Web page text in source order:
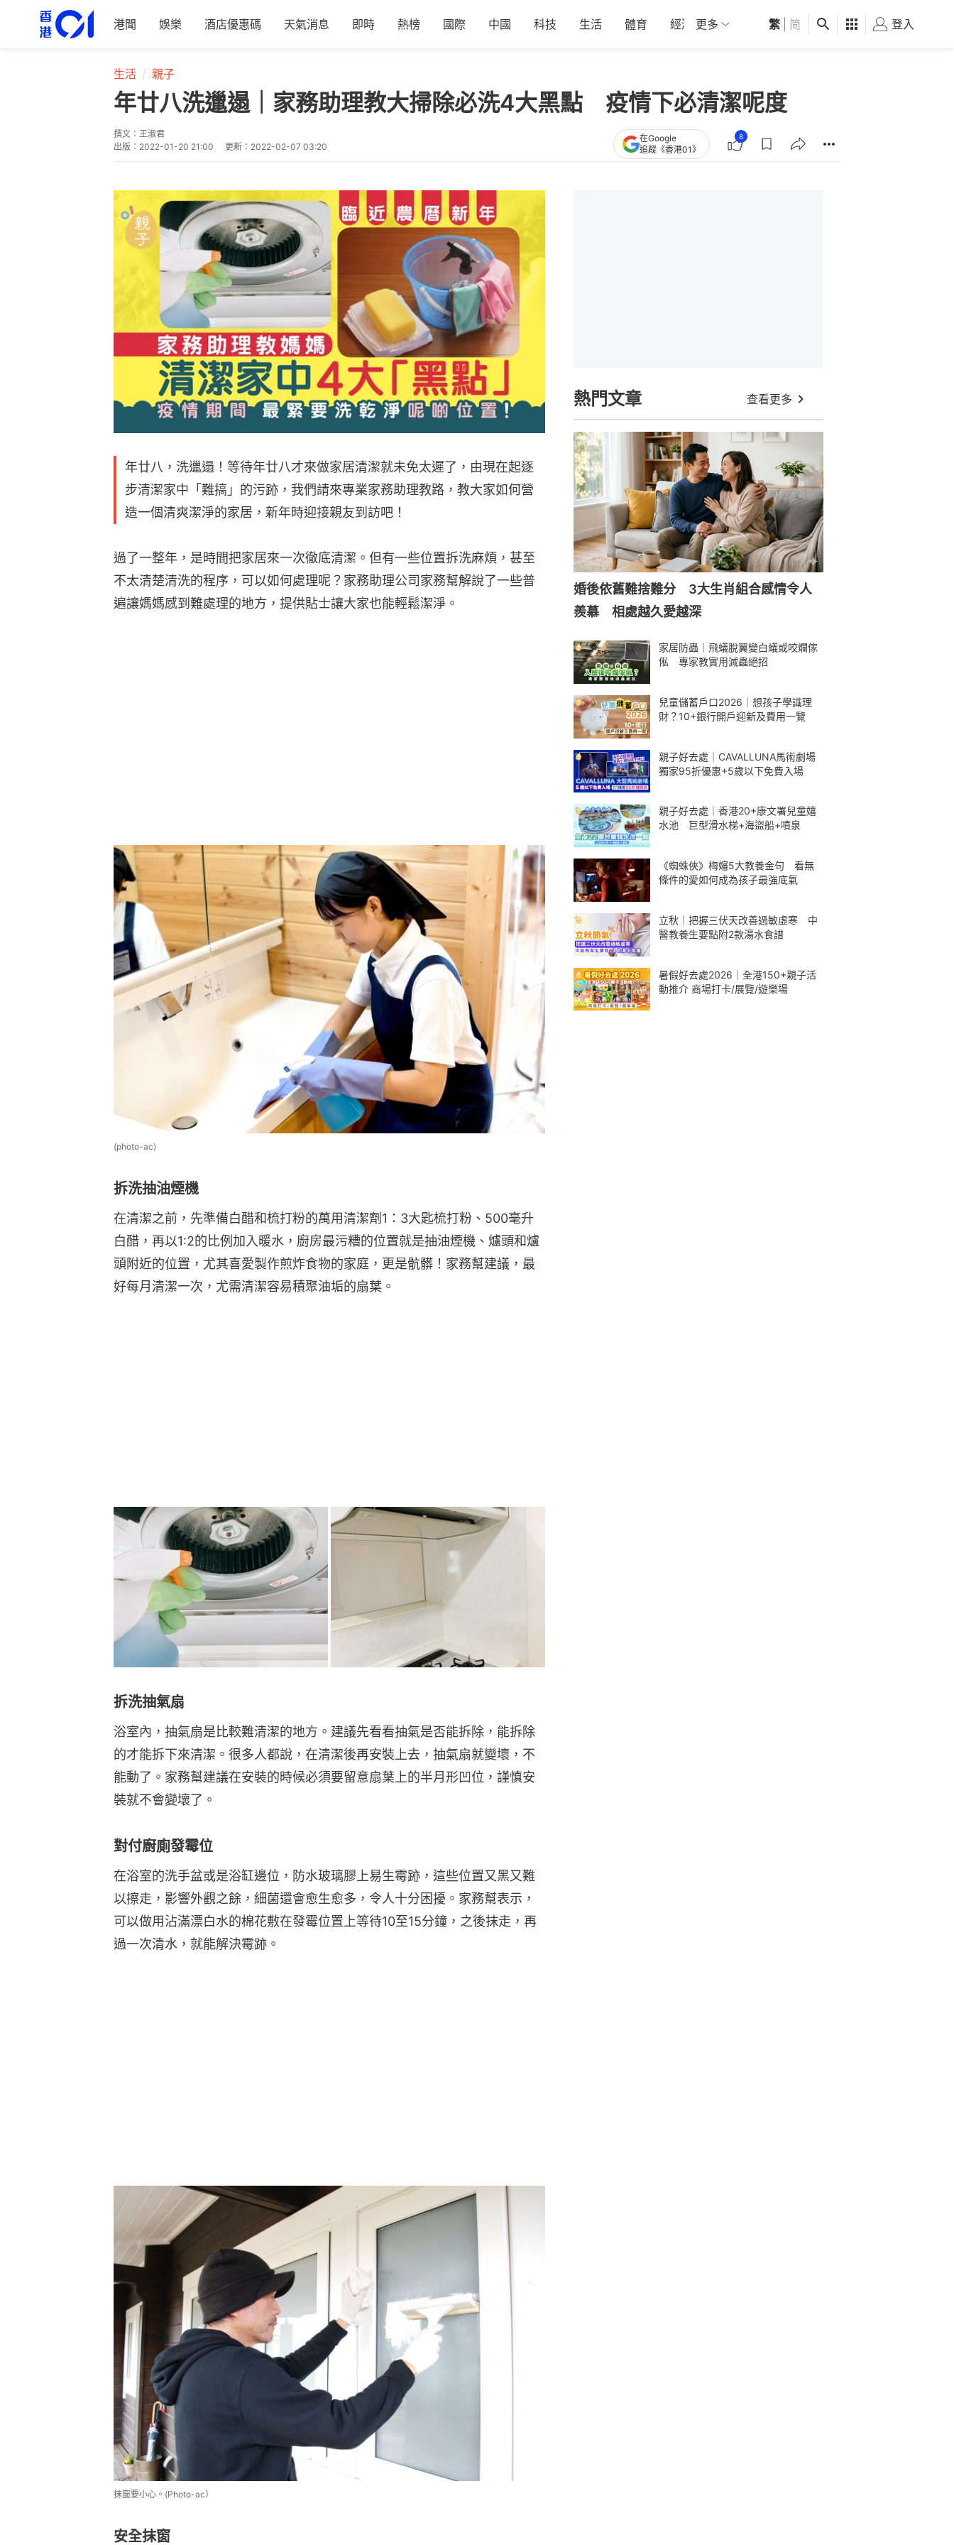
港聞 娛樂 酒店優惠碼 天氣消息 即時 熱榜 國際 中國 科技 生活 體育 經濟 01深圳 觀點 健康 好食玩飛
更多 繁 简 登入
生活 親子
年廿八洗邋遢｜家務助理教大掃除必洗4大黑點 疫情下必清潔呢度
撰文： 王淑君
出版： 2022-01-20 21:00 更新： 2022-02-07 03:20
在Google
追蹤《香港01》
8
年廿八，洗邋遢！等待年廿八才來做家居清潔就未免太遲了，由現在起逐
步清潔家中「難搞」的污跡，我們請來專業家務助理教路，教大家如何營
造一個清爽潔淨的家居，新年時迎接親友到訪吧！
過了一整年，是時間把家居來一次徹底清潔。但有一些位置拆洗麻煩，甚至
不太清楚清洗的程序，可以如何處理呢？家務助理公司家務幫解說了一些普
遍讓媽媽感到難處理的地方，提供貼士讓大家也能輕鬆潔淨。
(photo-ac)
拆洗抽油煙機
在清潔之前，先準備白醋和梳打粉的萬用清潔劑1：3大匙梳打粉、500毫升
白醋，再以1:2的比例加入暖水，廚房最污糟的位置就是抽油煙機、爐頭和爐
頭附近的位置，尤其喜愛製作煎炸食物的家庭，更是骯髒！家務幫建議，最
好每月清潔一次，尤需清潔容易積聚油垢的扇葉。
拆洗抽氣扇
浴室內，抽氣扇是比較難清潔的地方。建議先看看抽氣是否能拆除，能拆除
的才能拆下來清潔。很多人都說，在清潔後再安裝上去，抽氣扇就變壞，不
能動了。家務幫建議在安裝的時候必須要留意扇葉上的半月形凹位，謹慎安
裝就不會變壞了。
對付廚廁發霉位
在浴室的洗手盆或是浴缸邊位，防水玻璃膠上易生霉跡，這些位置又黑又難
以擦走，影響外觀之餘，細菌還會愈生愈多，令人十分困擾。家務幫表示，
可以做用沾滿漂白水的棉花敷在發霉位置上等待10至15分鐘，之後抹走，再
過一次清水，就能解決霉跡。
抹窗要小心。(Photo-ac）
安全抹窗
熱門文章 查看更多
婚後依舊難捨難分 3大生肖組合感情令人
羨慕 相處越久愛越深
家居防蟲｜飛蟻脫翼變白蟻或咬爛傢
俬 專家教實用滅蟲絕招
兒童儲蓄戶口2026｜想孩子學識理
財？10+銀行開戶迎新及費用一覽
親子好去處｜CAVALLUNA馬術劇場
獨家95折優惠+5歲以下免費入場
親子好去處｜香港20+康文署兒童嬉
水池 巨型滑水梯+海盜船+噴泉
《蜘蛛俠》梅嬸5大教養金句 看無
條件的愛如何成為孩子最強底氣
立秋｜把握三伏天改善過敏虛寒 中
醫教養生要點附2款湯水食譜
暑假好去處2026｜全港150+親子活
動推介 商場打卡/展覽/遊樂場